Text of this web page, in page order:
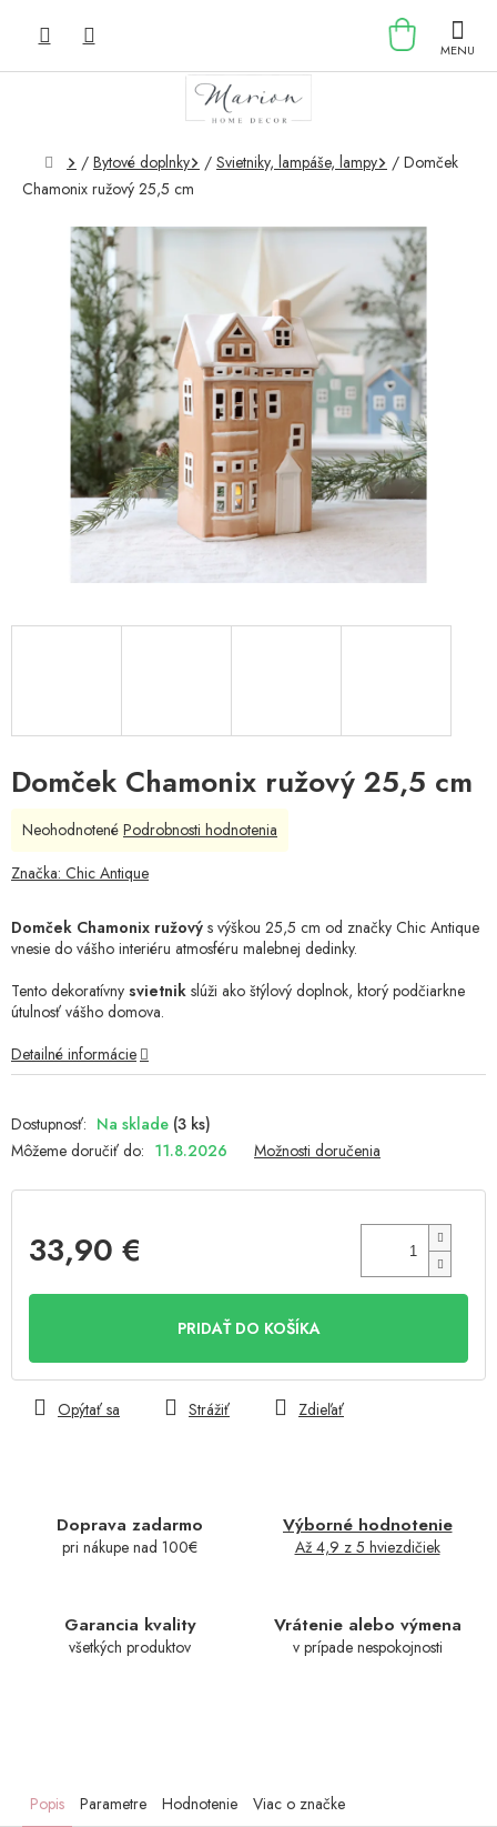
KOŠÍK
Domov
/ Bytové doplnky / Svietniky, lampáše, lampy / Domček
Chamonix ružový 25,5 cm
Domček Chamonix ružový 25,5 cm
Na sklade (3 ks)
Môžeme doručiť do: 11.8.2026 Možnosti doručenia
33,90 €
PRIDAŤ DO KOŠÍKA
Doprava zadarmo
pri nákupe nad 100€
Výborné hodnotenie
Až 4,9 z 5 hviezdičiek
Garancia kvality
všetkých produktov
Vrátenie alebo výmena
v prípade nespokojnosti
Domček Chamonix ružový s výškou 25,5 cm od značky Chic Antique
vnesie do vášho interiéru atmosféru malebnej dedinky.
Tento dekoratívny svietnik slúži ako štýlový doplnok, ktorý podčiarkne
útulnosť vášho domova.
Detailné informácie
Opýtať sa Strážiť Zdieľať
Priemerné
produktu
z
5
Neohodnotené Podrobnosti hodnotenia
Značka: Chic Antique
Popis Parametre Hodnotenie Viac o značke